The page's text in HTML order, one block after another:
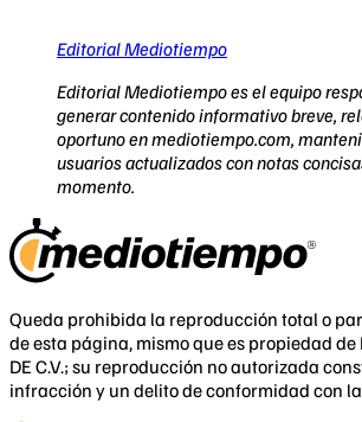
Editorial Mediotiempo
Editorial Mediotiempo es el equipo
generar contenido informativo breve,
oportuno en mediotiempo.com,
usuarios actualizados con notas
momento.
Queda prohibida la reproducción total o
de esta página, mismo que es propiedad de
DE C.V.; su reproducción no autorizada
infracción y un delito de conformidad con